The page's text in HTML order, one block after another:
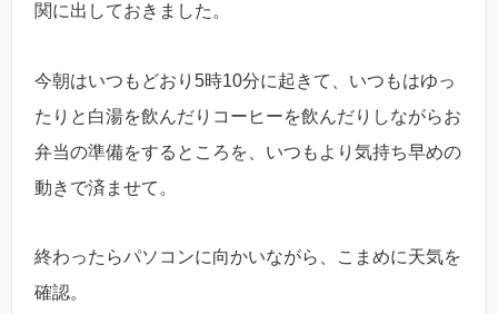
関に出しておきました。
今朝はいつもどおり5時10分に起きて、いつもはゆっ
たりと白湯を飲んだりコーヒーを飲んだりしながらお
弁当の準備をするところを、いつもより気持ち早めの
動きで済ませて。
終わったらパソコンに向かいながら、こまめに天気を
確認。